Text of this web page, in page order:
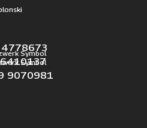
4778673